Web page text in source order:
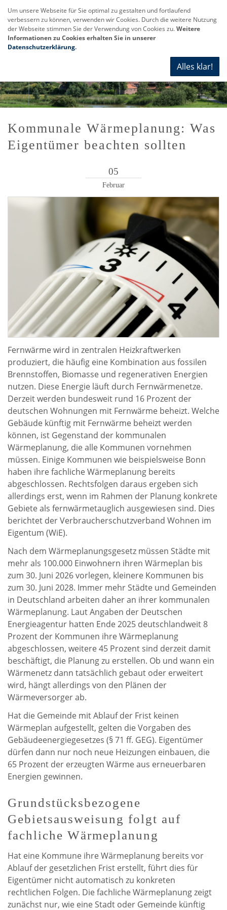
Kommunale Wärmeplanung: Was
Eigentümer beachten sollten
05
Februar
Fernwärme wird in zentralen Heizkraftwerken
produziert, die häufig eine Kombination aus fossilen
Brennstoffen, Biomasse und regenerativen Energien
nutzen. Diese Energie läuft durch Fernwärmenetze.
Derzeit werden bundesweit rund 16 Prozent der
deutschen Wohnungen mit Fernwärme beheizt. Welche
Gebäude künftig mit Fernwärme beheizt werden
können, ist Gegenstand der kommunalen
Wärmeplanung, die alle Kommunen vornehmen
müssen. Einige Kommunen wie beispielsweise Bonn
haben ihre fachliche Wärmeplanung bereits
abgeschlossen. Rechtsfolgen daraus ergeben sich
allerdings erst, wenn im Rahmen der Planung konkrete
Gebiete als fernwärmetauglich ausgewiesen sind. Dies
berichtet der Verbraucherschutzverband Wohnen im
Eigentum (WiE).
Nach dem Wärmeplanungsgesetz müssen Städte mit
mehr als 100.000 Einwohnern ihren Wärmeplan bis
zum 30. Juni 2026 vorlegen, kleinere Kommunen bis
zum 30. Juni 2028. Immer mehr Städte und Gemeinden
in Deutschland arbeiten daher an ihrer kommunalen
Wärmeplanung. Laut Angaben der Deutschen
Energieagentur hatten Ende 2025 deutschlandweit 8
Prozent der Kommunen ihre Wärmeplanung
abgeschlossen, weitere 45 Prozent sind derzeit damit
beschäftigt, die Planung zu erstellen. Ob und wann ein
Wärmenetz dann tatsächlich gebaut oder erweitert
wird, hängt allerdings von den Plänen der
Wärmeversorger ab.
Hat die Gemeinde mit Ablauf der Frist keinen
Wärmeplan aufgestellt, gelten die Vorgaben des
Gebäudeenergiegesetzes (§ 71 ff. GEG). Eigentümer
dürfen dann nur noch neue Heizungen einbauen, die
65 Prozent der erzeugten Wärme aus erneuerbaren
Energien gewinnen.
Grundstücksbezogene
Gebietsausweisung folgt auf
fachliche Wärmeplanung
Hat eine Kommune ihre Wärmeplanung bereits vor
Ablauf der gesetzlichen Frist erstellt, führt dies für
Eigentümer nicht automatisch zu konkreten
rechtlichen Folgen. Die fachliche Wärmeplanung zeigt
zunächst nur, wie eine Stadt oder Gemeinde künftig
Um unsere Webseite für Sie optimal zu gestalten und fortlaufend
verbessern zu können, verwenden wir Cookies. Durch die weitere Nutzung
der Webseite stimmen Sie der Verwendung von Cookies zu.Weitere
Informationen zu Cookies erhalten Sie in unserer
Datenschutzerklärung.
Alles klar!